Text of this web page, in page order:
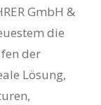
GmbH &
die
der
Lösung,